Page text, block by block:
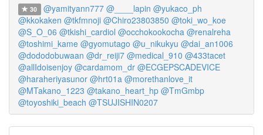
30 @yamityann777 @____lapin @yukaco_ph
@kkokaken @tkfmnoji @Chiro23803850 @toki_wo_koe
@S_O_06 @tkishi_cardiol @occhokookocha @renalreha
@toshimi_kame @gyomutago @u_nikukyu @dai_an1006
@dododobuwaan @dr_reiji7 @medical_910 @433tacet
@allIdoisenjoy @cardamom_dr @ECGEPSCADEVICE
@haraheriyasunor @hrt01a @morethanlove_it
@MTakano_1223 @takano_heart_hp @TmGmbp
@toyoshiki_beach @TSUJISHIN0207